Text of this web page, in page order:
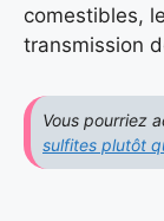
comestibles,
transmission
Vous pourriez
sulfites plutôt